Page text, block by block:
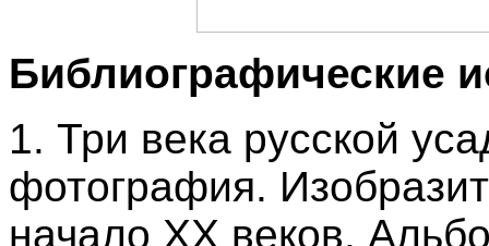
Библиографические
1. Три века русской
фотография.
начало XX веков.